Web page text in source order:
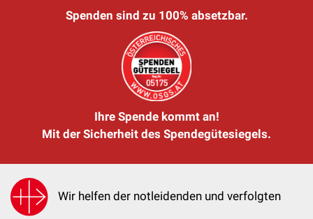
Spenden sind zu 100% absetzbar.
Ihre Spende kommt an!
Mit der Sicherheit des Spendegütesiegels.
Wir helfen der notleidenden und verfolgten